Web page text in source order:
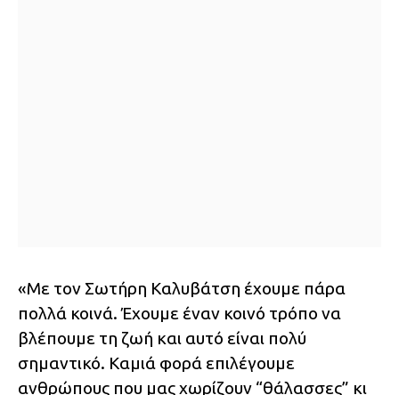
«Με τον Σωτήρη Καλυβάτση έχουμε πάρα
πολλά κοινά. Έχουμε έναν κοινό τρόπο να
βλέπουμε τη ζωή και αυτό είναι πολύ
σημαντικό. Καμιά φορά επιλέγουμε
ανθρώπους που μας χωρίζουν “θάλασσες” κι